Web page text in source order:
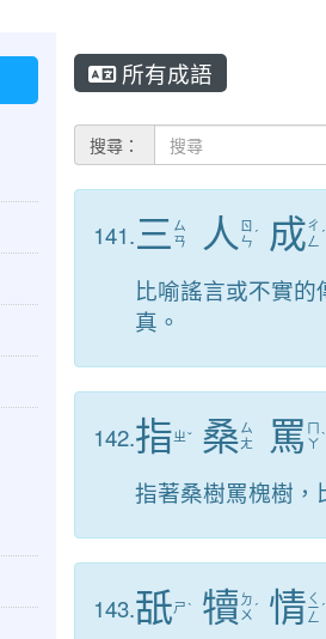
所有成語
搜尋：
141.三 ㄙ
ㄢ
人 ㄖ
ㄣ ˊ 成ㄔ
ㄥ ˊ
比喻謠言或不實
真。
142.指ㄓˇ 桑ㄙ
ㄤ
罵 ㄇ
ㄚˋ
指著桑樹罵槐樹，
143.舐ㄕˋ 犢 ㄉ
ㄨ ˊ 情 ㄑ
ㄧ
ㄥ
ˊ